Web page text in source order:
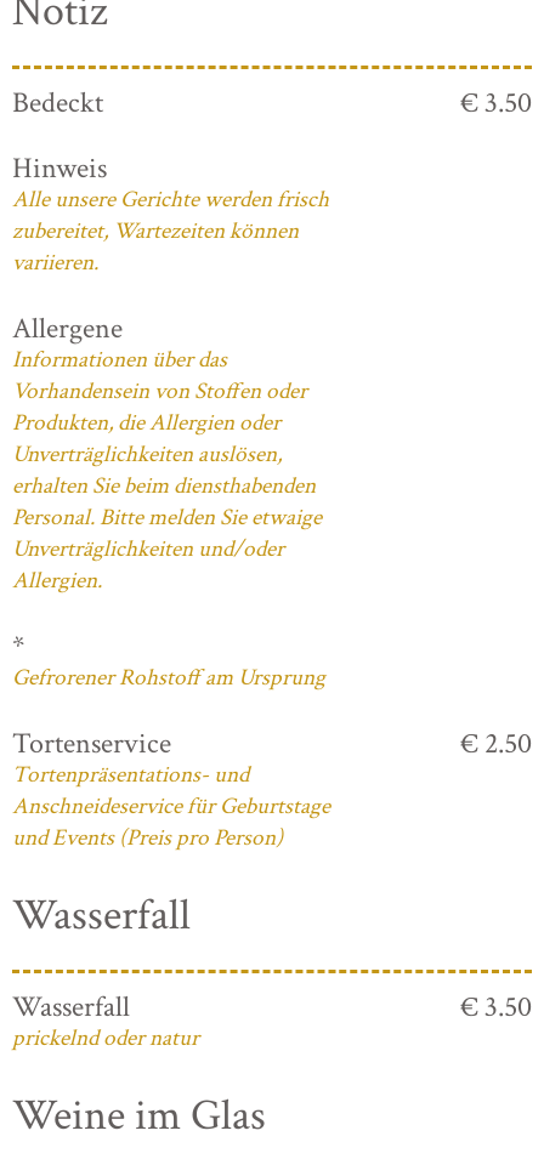
Notiz
Bedeckt
€ 3.50
Hinweis
Alle unsere Gerichte werden frisch
zubereitet, Wartezeiten können
variieren.
Allergene
Informationen über das
Vorhandensein von Stoffen oder
Produkten, die Allergien oder
Unverträglichkeiten auslösen,
erhalten Sie beim diensthabenden
Personal. Bitte melden Sie etwaige
Unverträglichkeiten und/oder
Allergien.
*
Gefrorener Rohstoff am Ursprung
Tortenservice
Tortenpräsentations- und
Anschneideservice für Geburtstage
und Events (Preis pro Person)
€ 2.50
Wasserfall
Wasserfall
prickelnd oder natur
€ 3.50
Weine im Glas